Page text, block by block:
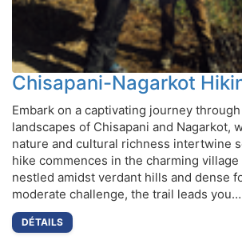
Chisapani-Nagarkot
Embark on a captivating journey
landscapes of Chisapani and Nagarkot,
nature and cultural richness intertwine
hike commences in the charming village
nestled amidst verdant hills and dense
moderate challenge, the trail leads you…
DÉTAILS